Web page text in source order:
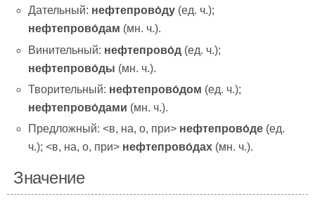
Дательный: нефтепрово́ду (ед. ч.);
нефтепрово́дам (мн. ч.).
Винительный: нефтепрово́д (ед. ч.);
нефтепрово́ды (мн. ч.).
Творительный: нефтепрово́дом (ед. ч.);
нефтепрово́дами (мн. ч.).
Предложный: <в, на, о, при> нефтепрово́де (ед.
ч.); <в, на, о, при> нефтепрово́дах (мн. ч.).
Значение